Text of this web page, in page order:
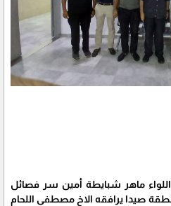
ماهر شبايطة أمين سر فصائل
صيدا يرافقه الاخ مصطفى اللحام